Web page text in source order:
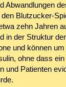
Abwandlungen
Blutzucker-
zehn Jahren
in der Struktur
und können
ohne dass
und Patienten